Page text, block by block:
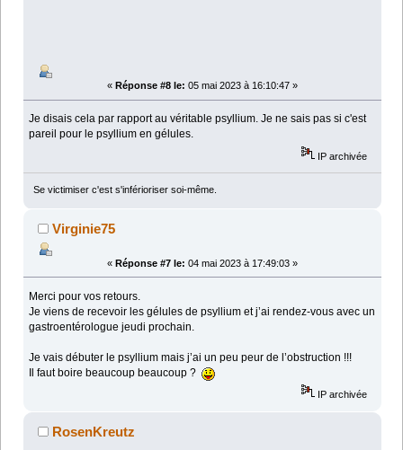
« Réponse #8 le: 05 mai 2023 à 16:10:47 »
Je disais cela par rapport au véritable psyllium. Je ne sais pas si c'est
pareil pour le psyllium en gélules.
IP archivée
Se victimiser c'est s'inférioriser soi-même.
Virginie75
« Réponse #7 le: 04 mai 2023 à 17:49:03 »
Merci pour vos retours.
Je viens de recevoir les gélules de psyllium et j’ai rendez-vous avec un
gastroentérologue jeudi prochain.
Je vais débuter le psyllium mais j’ai un peu peur de l’obstruction !!!
Il faut boire beaucoup beaucoup ?
IP archivée
RosenKreutz